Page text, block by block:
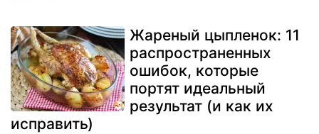
Жареный цыпленок: 11
распространенных
ошибок, которые
портят идеальный
результат (и как их
исправить)